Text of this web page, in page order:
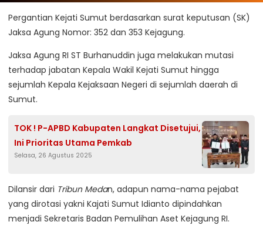
Pergantian Kejati Sumut berdasarkan surat keputusan (SK)
Jaksa Agung Nomor: 352 dan 353 Kejagung.
Jaksa Agung RI ST Burhanuddin juga melakukan mutasi
terhadap jabatan Kepala Wakil Kejati Sumut hingga
sejumlah Kepala Kejaksaan Negeri di sejumlah daerah di
Sumut.
TOK ! P-APBD Kabupaten Langkat Disetujui,
Ini Prioritas Utama Pemkab
Selasa, 26 Agustus 2025
Dilansir dari Tribun Medan, adapun nama-nama pejabat
yang dirotasi yakni Kajati Sumut Idianto dipindahkan
menjadi Sekretaris Badan Pemulihan Aset Kejagung RI.